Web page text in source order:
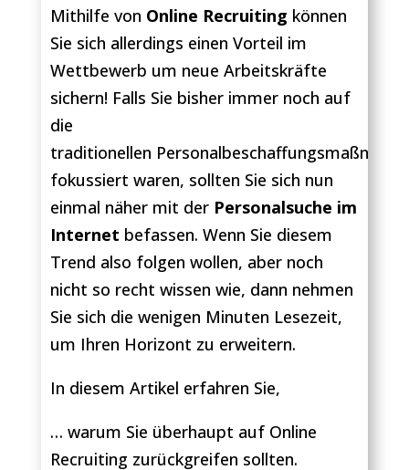
Mithilfe von Online Recruiting können
Sie sich allerdings einen Vorteil im
Wettbewerb um neue Arbeitskräfte
sichern! Falls Sie bisher immer noch auf
die
traditionellen
fokussiert waren, sollten Sie sich nun
einmal näher mit der Personalsuche im
Internet befassen. Wenn Sie diesem
Trend also folgen wollen, aber noch
nicht so recht wissen wie, dann nehmen
Sie sich die wenigen Minuten Lesezeit,
um Ihren Horizont zu erweitern.
In diesem Artikel erfahren Sie,
… warum Sie überhaupt auf Online
Recruiting zurückgreifen sollten.